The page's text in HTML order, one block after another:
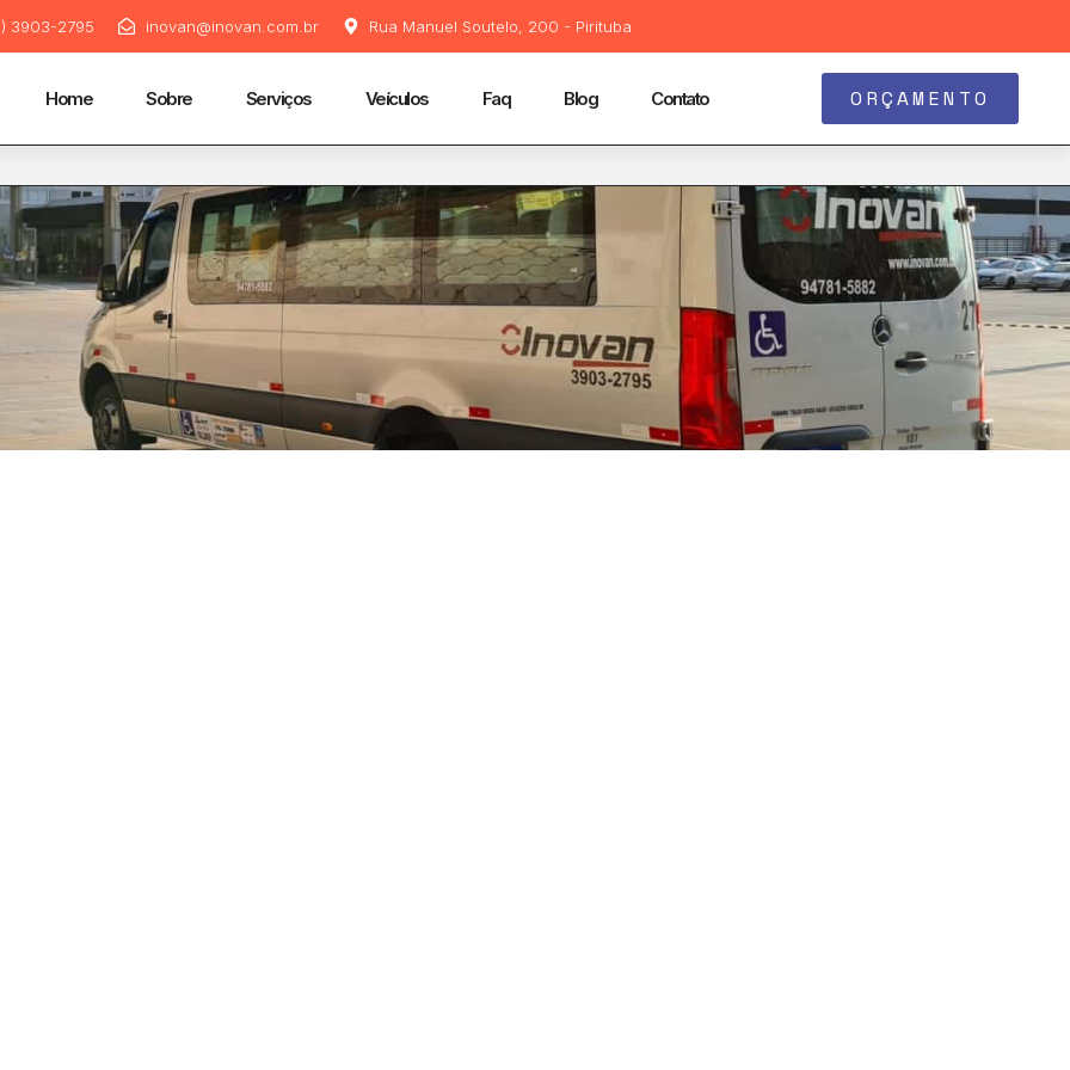
3903-2795 inovan@inovan.com.br Rua Manuel Soutelo, 200 - Pirituba
Home Sobre Serviços Veículos Faq Blog Contato ORÇAMENTO